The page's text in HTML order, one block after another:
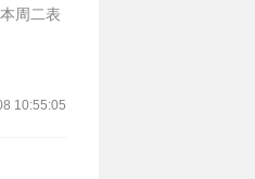
周二表
10:55:05